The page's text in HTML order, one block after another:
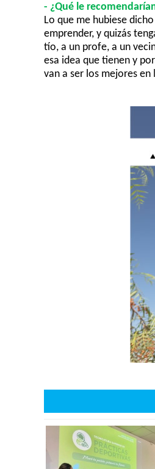
- ¿Qué le
Lo que me hubiese
emprender, y quizás
tío, a un profe, a un
esa idea que tienen y
van a ser los mejores en